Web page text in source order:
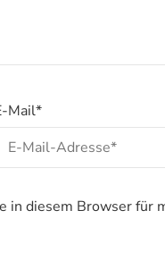
Mail*
diesem Browser für